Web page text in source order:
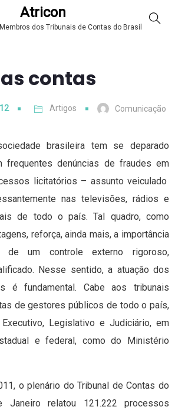
Atricon
dos Tribunais de Contas do Brasil
contas
Artigos Comunicação
brasileira tem se deparado
frequentes denúncias de fraudes em
licitatórios – assunto veiculado
nas televisões, rádios e
de todo o país. Tal quadro, como
reforça, ainda mais, a importância
um controle externo rigoroso,
Nesse sentido, a atuação dos
é fundamental. Cabe aos tribunais
de gestores públicos de todo o país,
Legislativo e Judiciário, em
e federal, como do Ministério
o plenário do Tribunal de Contas do
Janeiro relatou 121.222 processos